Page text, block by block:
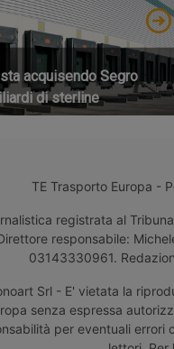
acquisendo Segro
di sterline
TE Trasporto Europa -
registrata al
responsabile:
03143330961.
Srl - E' vietata la
senza espressa
per eventuali